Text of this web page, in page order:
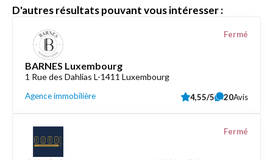
D'autres résultats pouvant vous intéresser :
BARNES Luxembourg
1 Rue des Dahlias L-1411 Luxembourg
Agence immobilière
Fermé
4,55/5 20Avis
Fermé